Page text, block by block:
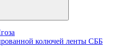
колючей ленты СББ